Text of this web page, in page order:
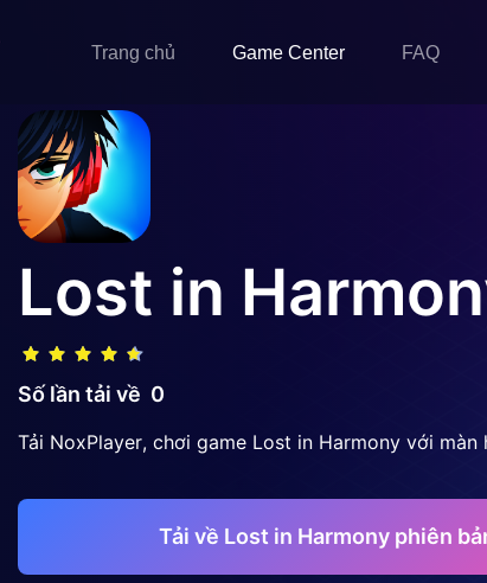
Trang chủ Game Center FAQ
Lost in
Số lần tải về 0
Tải NoxPlayer, chơi game Lost in Harmony với
Tải về Lost in Harmony phiên